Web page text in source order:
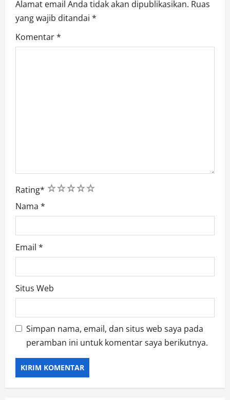
n
Alamat email Anda tidak akan dipublikasikan. Ruas
yang wajib ditandai *
Komentar*
Rating* 5
4
3
2
1
Nama *
Email *
Situs Web
Simpan nama, email, dan situs web saya pada
peramban ini untuk komentar saya berikutnya.